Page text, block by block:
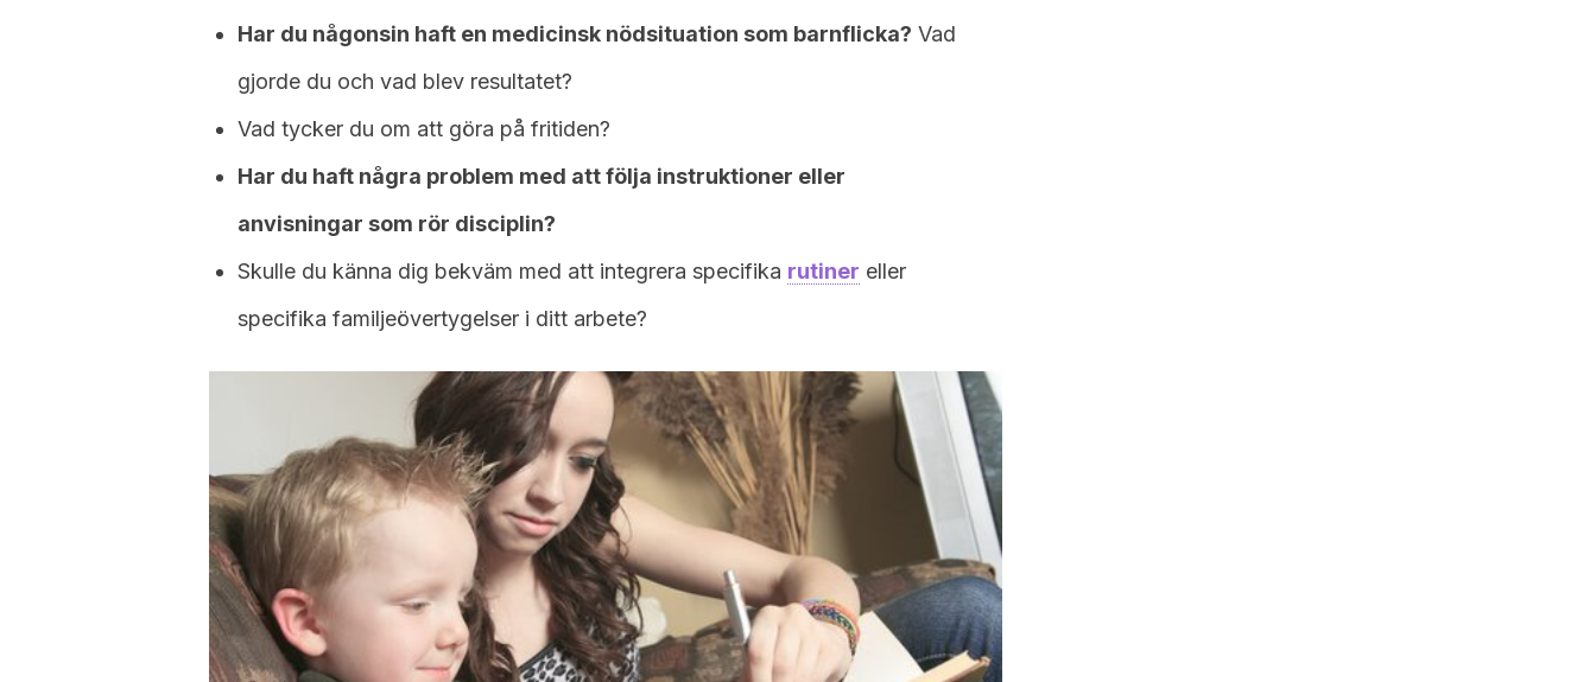
Har du någonsin haft en medicinsk nödsituation som barnflicka? Vad
gjorde du och vad blev resultatet?
Vad tycker du om att göra på fritiden?
Har du haft några problem med att följa instruktioner eller
anvisningar som rör disciplin?
Skulle du känna dig bekväm med att integrera specifika rutiner eller
specifika familjeövertygelser i ditt arbete?